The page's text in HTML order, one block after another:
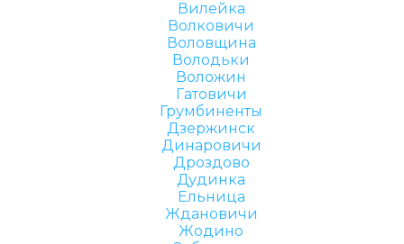
Вилейка
Волковичи
Воловщина
Володьки
Воложин
Гатовичи
Грумбиненты
Дзержинск
Динаровичи
Дроздово
Дудинка
Ельница
Ждановичи
Жодино